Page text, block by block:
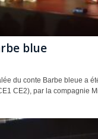
blue
du conte Barbe bleue a
CE2), par la compagnie